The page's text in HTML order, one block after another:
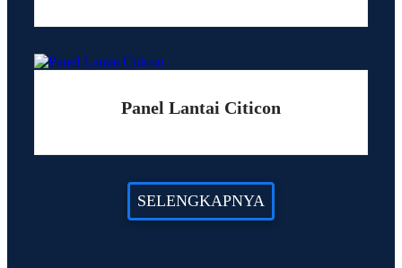
Panel Lantai Citicon
SELENGKAPNYA